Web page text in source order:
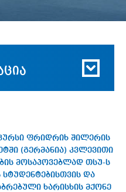
ფრიდრიხ შილერის
(გერმანია) კვლევითი
მოსაპოვებლად თსუ-ს
და
ხარისხის მქონე